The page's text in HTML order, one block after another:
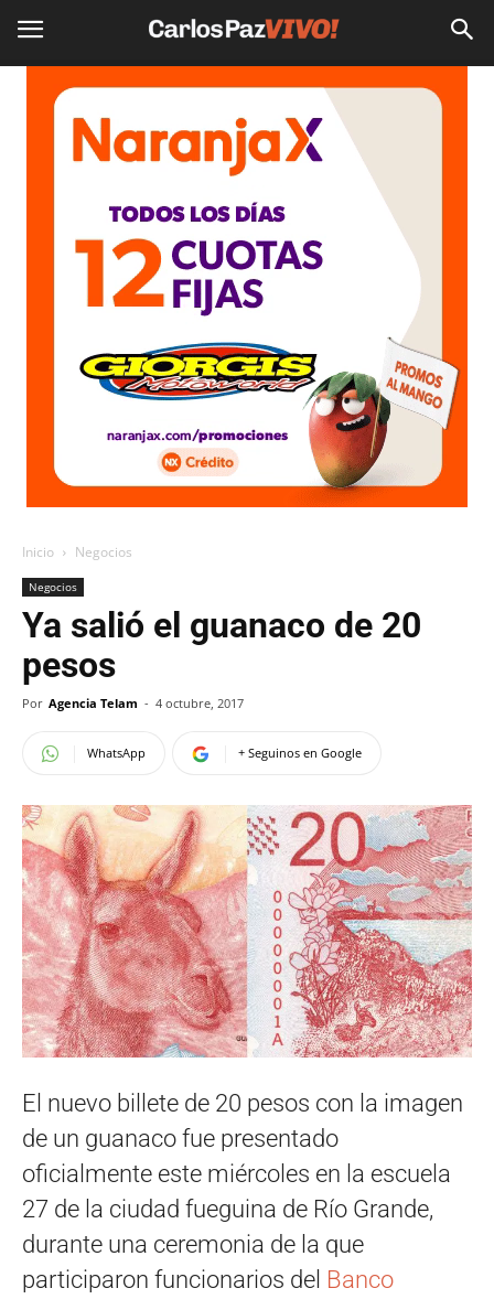
Inicio Negocios
Negocios
Ya salió el guanaco de 20
pesos
Por Agencia Telam - 4 octubre, 2017
WhatsApp + Seguinos en Google
El nuevo billete de 20 pesos con la imagen
de un guanaco fue presentado
oficialmente este miércoles en la escuela
27 de la ciudad fueguina de Río Grande,
durante una ceremonia de la que
participaron funcionarios del Banco